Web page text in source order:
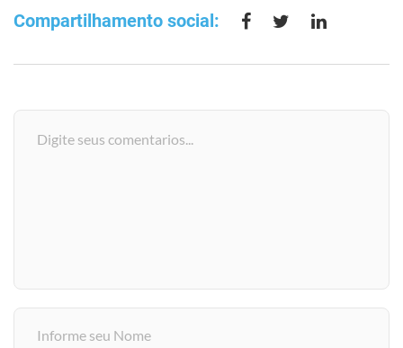
Compartilhamento social: